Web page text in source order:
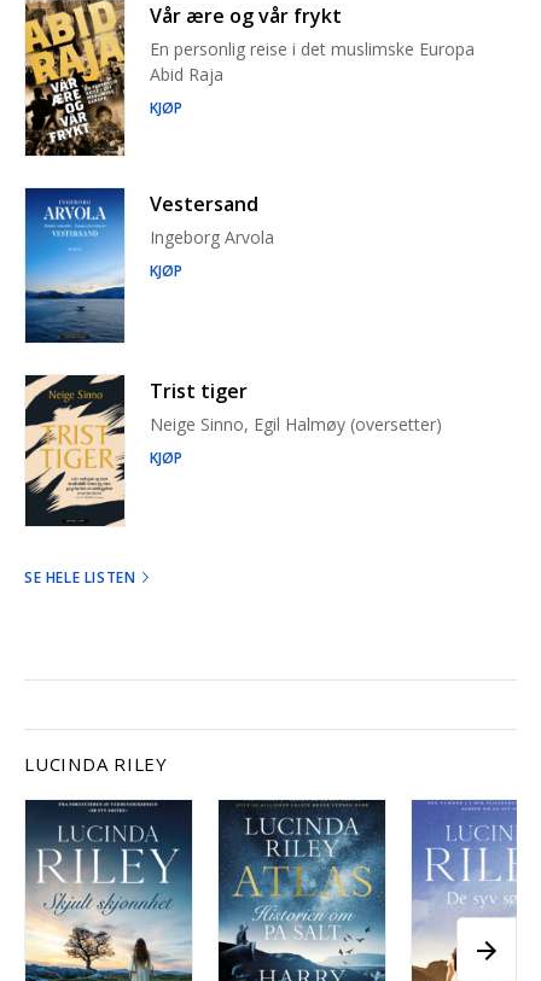
Vår ære og vår frykt
En personlig reise i det muslimske Europa
Abid Raja
KJØP
Vestersand
Ingeborg Arvola
KJØP
Trist tiger
Neige Sinno, Egil Halmøy (oversetter)
KJØP
SE HELE LISTEN
LUCINDA RILEY